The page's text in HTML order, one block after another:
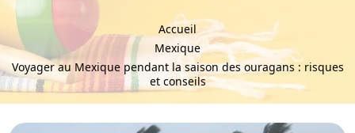
Accueil
Mexique
Voyager au Mexique pendant la saison des ouragans : risques
et conseils